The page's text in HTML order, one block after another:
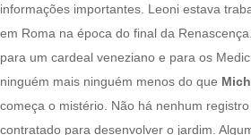
informações importantes. Leoni estava
em Roma na época do final da
para um cardeal veneziano e para os
ninguém mais ninguém menos do que
começa o mistério. Não há nenhum
contratado para desenvolver o jardim.